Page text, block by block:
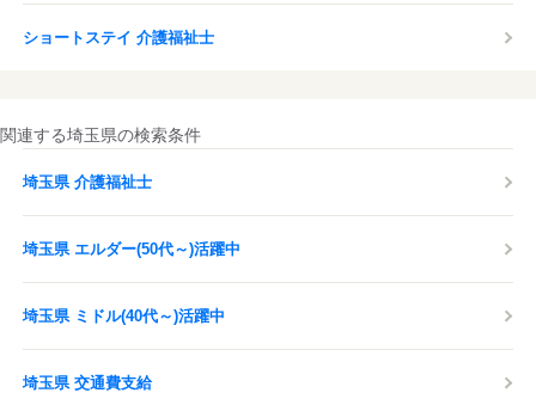
ショートステイ 介護福祉士
関連する埼玉県の検索条件
埼玉県 介護福祉士
埼玉県 エルダー(50代～)活躍中
埼玉県 ミドル(40代～)活躍中
埼玉県 交通費支給